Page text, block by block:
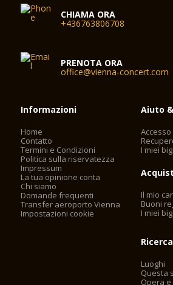
CHIAMA ORA
+436763806708
PRENOTA ORA
office@vienna-concert.com
Informazioni
Home
Contatto
Termini e Condizioni
Politica sulla riservatezza
Impressum
La tua opinione conta
Chi siamo
Domande frequenti
Transfer aeroporto Vienna
Impostazioni cookie
Aiuto
I miei
Il mio
Buoni
I miei
Luoghi
Questa
Opera